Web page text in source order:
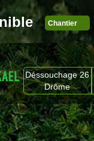
Chantier
Déssouchage 26
Drôme